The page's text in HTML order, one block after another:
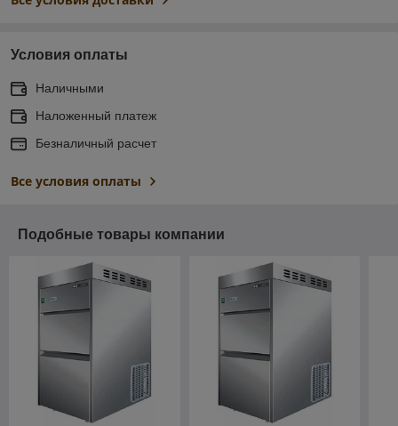
Условия оплаты
Наличными
Наложенный платеж
Безналичный расчет
Все условия оплаты
Подобные товары компании